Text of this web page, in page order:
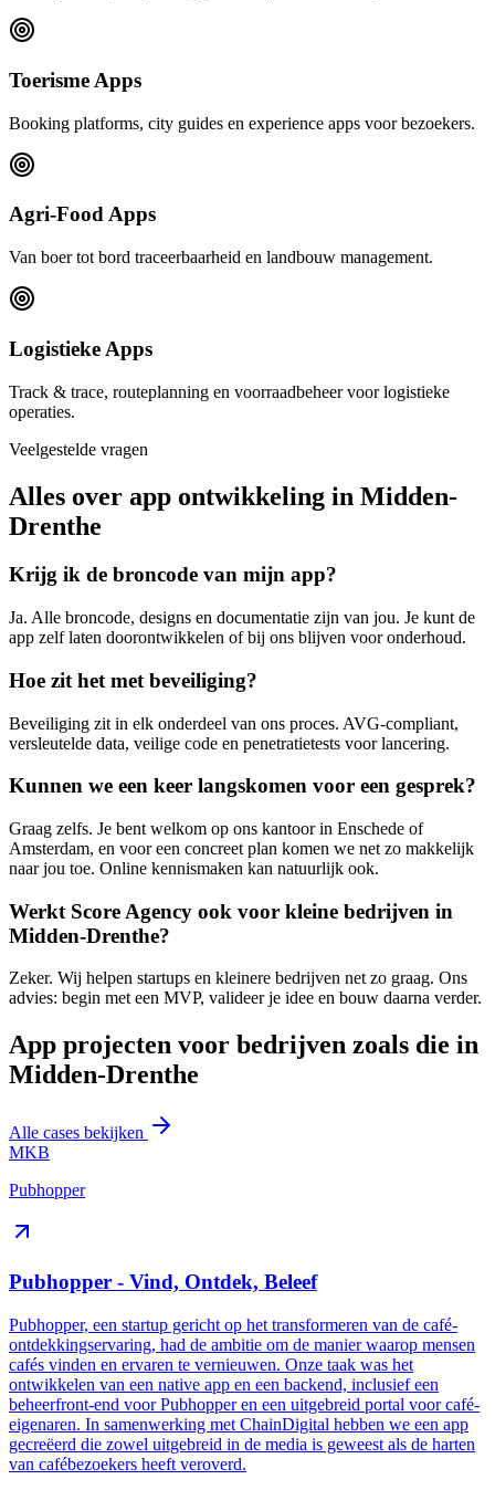
Toerisme Apps
Booking platforms, city guides en experience apps voor bezoekers.
Agri-Food Apps
Van boer tot bord traceerbaarheid en landbouw management.
Logistieke Apps
Track & trace, routeplanning en voorraadbeheer voor logistieke
operaties.
Veelgestelde vragen
Alles over app ontwikkeling in Midden-
Drenthe
Krijg ik de broncode van mijn app?
Ja. Alle broncode, designs en documentatie zijn van jou. Je kunt de
app zelf laten doorontwikkelen of bij ons blijven voor onderhoud.
Hoe zit het met beveiliging?
Beveiliging zit in elk onderdeel van ons proces. AVG-compliant,
versleutelde data, veilige code en penetratietests voor lancering.
Kunnen we een keer langskomen voor een gesprek?
Graag zelfs. Je bent welkom op ons kantoor in Enschede of
Amsterdam, en voor een concreet plan komen we net zo makkelijk
naar jou toe. Online kennismaken kan natuurlijk ook.
Werkt Score Agency ook voor kleine bedrijven in
Midden-Drenthe?
Zeker. Wij helpen startups en kleinere bedrijven net zo graag. Ons
advies: begin met een MVP, valideer je idee en bouw daarna verder.
App projecten voor bedrijven zoals die in
Midden-Drenthe
Alle cases bekijken
MKB
Pubhopper
Pubhopper - Vind, Ontdek, Beleef
Pubhopper, een startup gericht op het transformeren van de café-
ontdekkingservaring, had de ambitie om de manier waarop mensen
cafés vinden en ervaren te vernieuwen. Onze taak was het
ontwikkelen van een native app en een backend, inclusief een
beheerfront-end voor Pubhopper en een uitgebreid portal voor café-
eigenaren. In samenwerking met ChainDigital hebben we een app
gecreëerd die zowel uitgebreid in de media is geweest als de harten
van cafébezoekers heeft veroverd.